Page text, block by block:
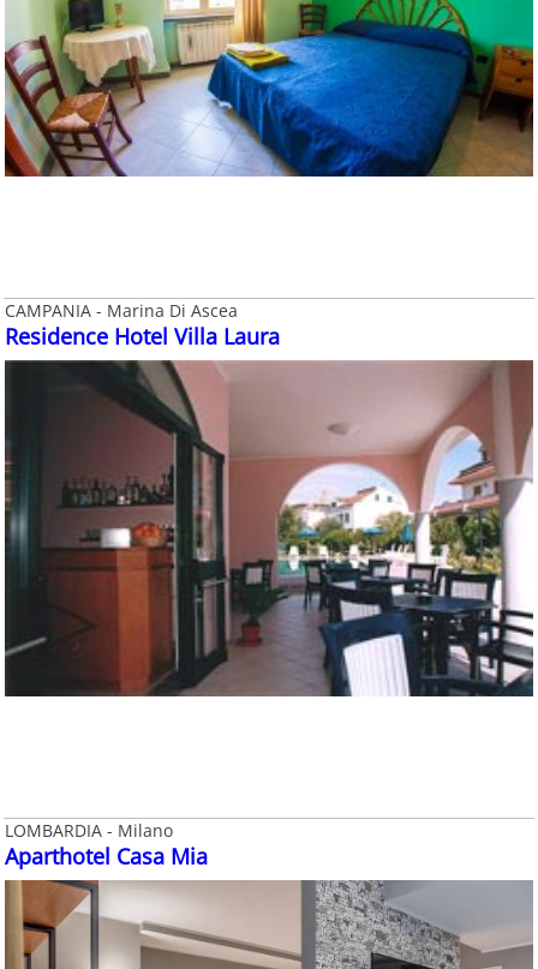
CAMPANIA - Marina Di Ascea
Residence Hotel Villa Laura
LOMBARDIA - Milano
Aparthotel Casa Mia